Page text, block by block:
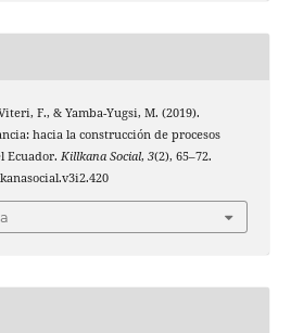
F., & Yamba-Yugsi, M. (2019).
hacia la construcción de procesos
Ecuador. Killkana Social, 3(2), 65–72.